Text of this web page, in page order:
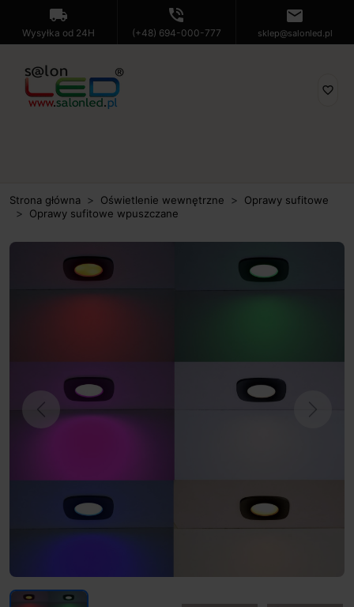
local_shipping
Wysyłka od 24H
phone_in_talk
(+48) 694-000-777
mail
sklep@salonled.pl
favorite_border
Strona główna Oświetlenie wewnętrzne
Oprawy sufitowe
Oprawy sufitowe wpuszczane
Previous Next